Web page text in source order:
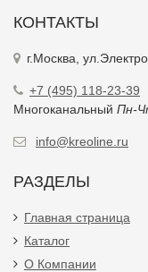
КОНТАКТЫ
г.Москва,
+7 (495) 118-23-39
Многоканальный Пн-
info@kreoline.ru
РАЗДЕЛЫ
Главная страница
Каталог
О Компании